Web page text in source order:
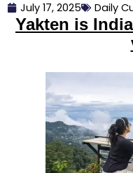
July 17, 2025 Daily
Yakten is